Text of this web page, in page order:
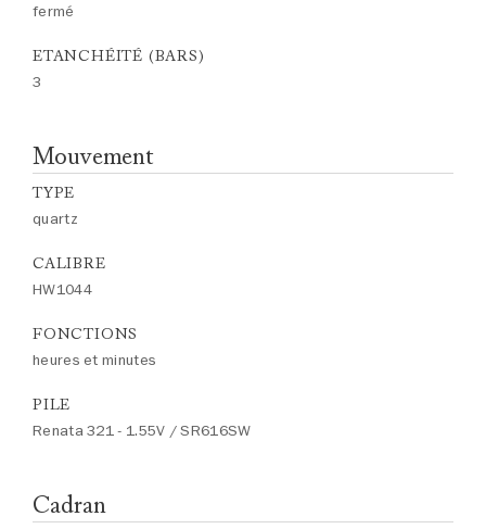
fermé
ETANCHÉITÉ (BARS)
3
Mouvement
TYPE
quartz
CALIBRE
HW1044
FONCTIONS
heures et minutes
PILE
Renata 321 - 1.55V / SR616SW
Cadran